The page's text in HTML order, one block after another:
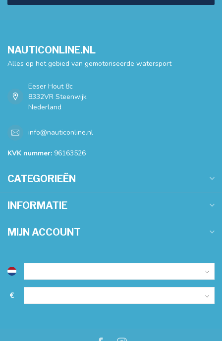
NAUTICONLINE.NL
Alles op het gebied van gemotoriseerde watersport
Eeser Hout 8c
8332VR Steenwijk
Nederland
info@nauticonline.nl
KVK nummer: 96163526
CATEGORIEËN
INFORMATIE
MIJN ACCOUNT
€